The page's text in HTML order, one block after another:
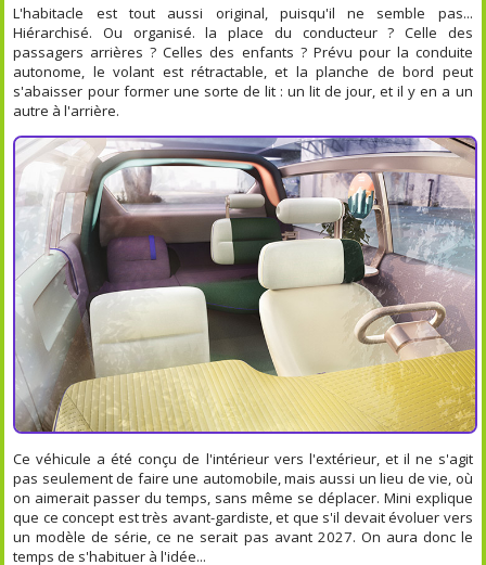
L'habitacle est tout aussi original, puisqu'il ne semble pas...
Hiérarchisé. Ou organisé. la place du conducteur ? Celle des
passagers arrières ? Celles des enfants ? Prévu pour la conduite
autonome, le volant est rétractable, et la planche de bord peut
s'abaisser pour former une sorte de lit : un lit de jour, et il y en a un
autre à l'arrière.
Ce véhicule a été conçu de l'intérieur vers l'extérieur, et il ne s'agit
pas seulement de faire une automobile, mais aussi un lieu de vie, où
on aimerait passer du temps, sans même se déplacer. Mini explique
que ce concept est très avant-gardiste, et que s'il devait évoluer vers
un modèle de série, ce ne serait pas avant 2027. On aura donc le
temps de s'habituer à l'idée...